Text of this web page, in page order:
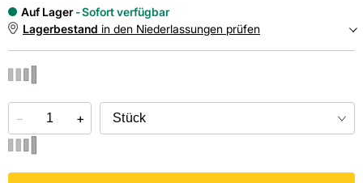
Auf Lager
Sofort verfügbar
Lagerbestand in den Niederlassungen prüfen
Online kaufen &kostenlos
− +